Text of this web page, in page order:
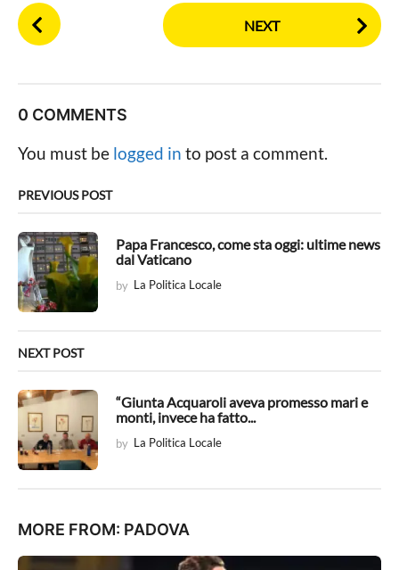
P
o
P
a
g
n
t
o
n
NEXT
0 COMMENTS
You must be logged in to post a comment.
PREVIOUS POST
Papa Francesco, come sta oggi: ultime news
dal Vaticano
by La Politica Locale
NEXT POST
“Giunta Acquaroli aveva promesso mari e
monti, invece ha fatto...
by La Politica Locale
MORE FROM: PADOVA